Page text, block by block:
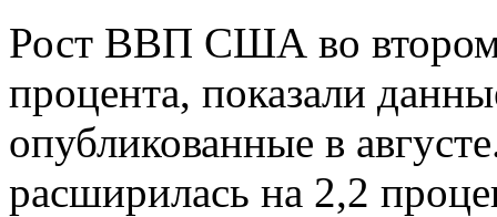
Рост ВВП США во втором
процента, показали
опубликованные в
расширилась на 2,2